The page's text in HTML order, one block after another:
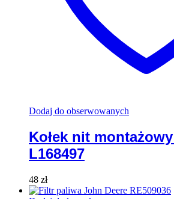
Dodaj do obserwowanych
Kołek nit
L168497
48 zł